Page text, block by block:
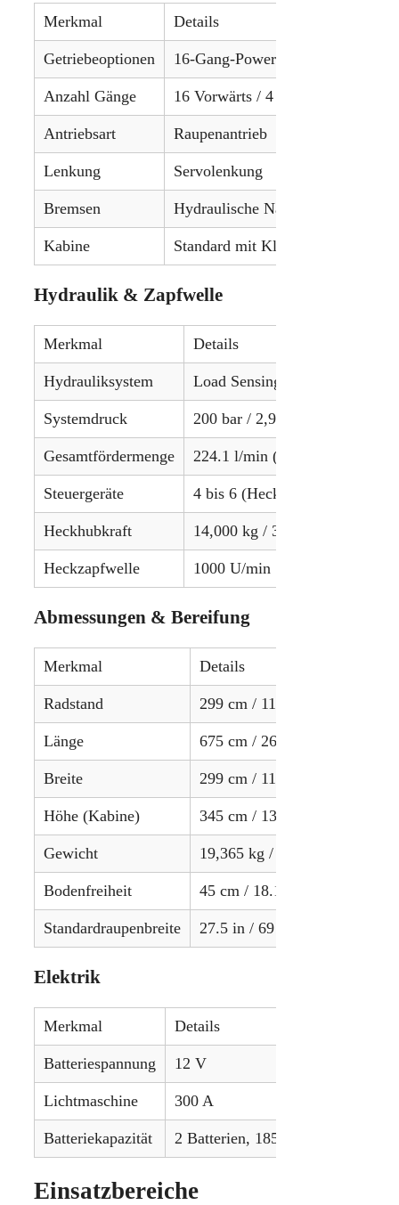
Merkmal Details
Getriebeoptionen 16-Gang-Powershift
Anzahl Gänge 16 Vorwärts / 4 Rückwärts
Antriebsart Raupenantrieb
Lenkung Servolenkung
Bremsen Hydraulische
Kabine Standard mit Klimaanlage
Hydraulik & Zapfwelle
Merkmal Details
Hydrauliksystem Load Sensing
Systemdruck 200 bar / 2,901 psi
Gesamtfördermenge 224.1 l/min (Standard) / 321.0
Steuergeräte 4 bis 6 (Heck, optional)
Heckhubkraft 14,000 kg / 30,865 lbs
Heckzapfwelle 1000 U/min
Abmessungen & Bereifung
Merkmal Details
Radstand 299 cm / 118.1 in
Länge 675 cm / 266 in
Breite 299 cm / 118.1 in
Höhe (Kabine) 345 cm / 136.2 in
Gewicht 19,365 kg / 42,692 lbs
Bodenfreiheit 45 cm / 18.1 in
Standardraupenbreite 27.5 in / 69 cm
Elektrik
Merkmal Details
Batteriespannung 12 V
Lichtmaschine 300 A
Batteriekapazität 2 Batterien, 185 Ah
Einsatzbereiche